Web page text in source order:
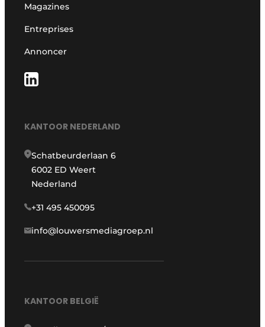
Magazines
Entreprises
Annoncer
KANTOOR NEDERLAND
Schatbeurderlaan 6
6002 ED Weert
Nederland
+31 495 450095
info@louwersmediagroep.nl
KANTOOR BELGIË